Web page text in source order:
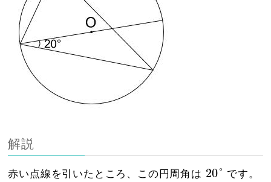
解説
赤い点線を引いたところ、この円周角は 20°
20° です。